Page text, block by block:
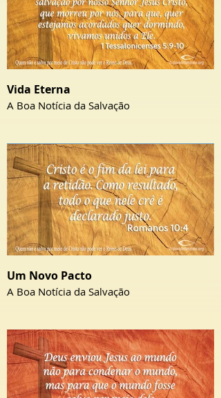
Vida Eterna
A Boa Notícia da Salvação
Um Novo Pacto
A Boa Notícia da Salvação